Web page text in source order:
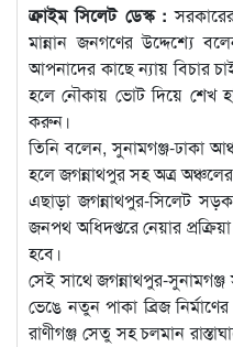
ক্রাইম সিলেট ডেস্ক :
মান্নান জনগণের উদ্দেশ্যে
আপনাদের কাছে ন্যায় বিচার
হলে নৌকায় ভোট দিয়ে শেখ
করুন।
তিনি বলেন, সুনামগঞ্জ-ঢাকা
হলে জগন্নাথপুর সহ অত্র অঞ্চলের
এছাড়া জগন্নাথপুর-সিলেট
জনপথ অধিদপ্তরে নেয়ার
হবে।
সেই সাথে জগন্নাথপুর-সুনামগঞ্জ
ভেঙে নতুন পাকা ব্রিজ
রাণীগঞ্জ সেতু সহ চলমান